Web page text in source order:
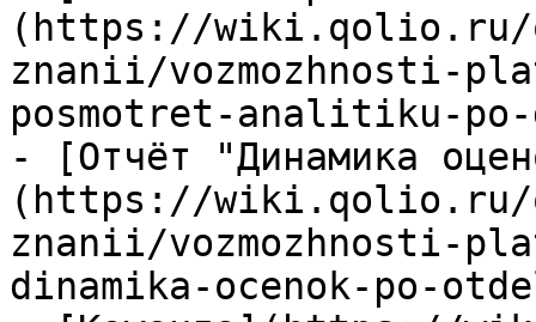
(https://wiki.qolio.ru/
znanii/vozmozhnosti-
posmotret-analitiku-po-
- [Отчёт "Динамика
(https://wiki.qolio.ru/
znanii/vozmozhnosti-
dinamika-ocenok-po-